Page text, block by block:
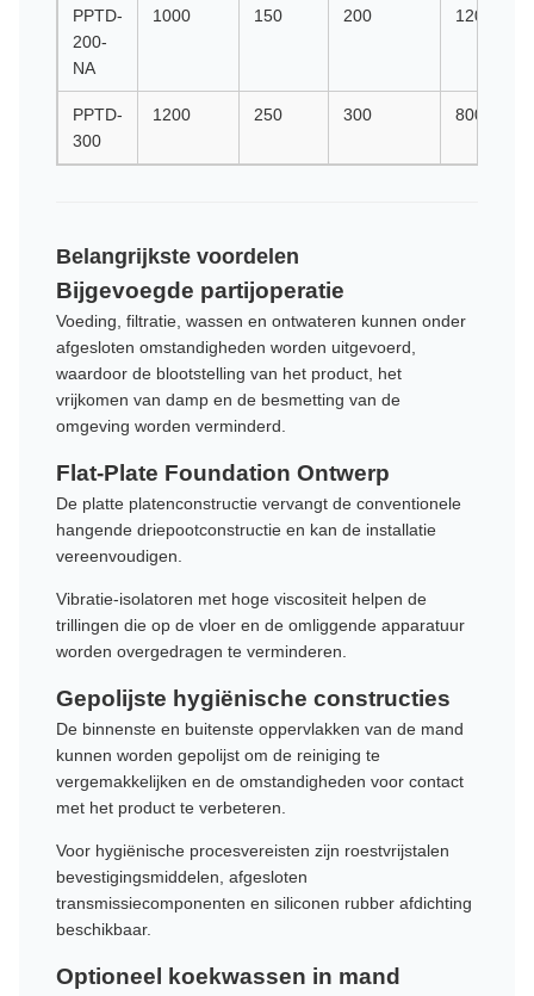
PPTD-
200-
NA
1000 150 200 1200
PPTD-
300
1200 250 300 800
Belangrijkste voordelen
Bijgevoegde partijoperatie
Voeding, filtratie, wassen en ontwateren kunnen onder
afgesloten omstandigheden worden uitgevoerd,
waardoor de blootstelling van het product, het
vrijkomen van damp en de besmetting van de
omgeving worden verminderd.
Flat-Plate Foundation Ontwerp
De platte platenconstructie vervangt de conventionele
hangende driepootconstructie en kan de installatie
vereenvoudigen.
Vibratie-isolatoren met hoge viscositeit helpen de
trillingen die op de vloer en de omliggende apparatuur
worden overgedragen te verminderen.
Gepolijste hygiënische constructies
De binnenste en buitenste oppervlakken van de mand
kunnen worden gepolijst om de reiniging te
vergemakkelijken en de omstandigheden voor contact
met het product te verbeteren.
Voor hygiënische procesvereisten zijn roestvrijstalen
bevestigingsmiddelen, afgesloten
transmissiecomponenten en siliconen rubber afdichting
beschikbaar.
Optioneel koekwassen in mand